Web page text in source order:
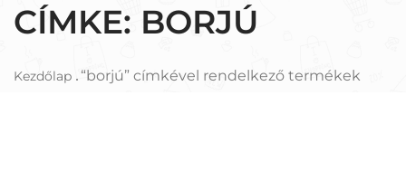
CÍMKE: BORJÚ
Kezdőlap “borjú” címkével rendelkező termékek